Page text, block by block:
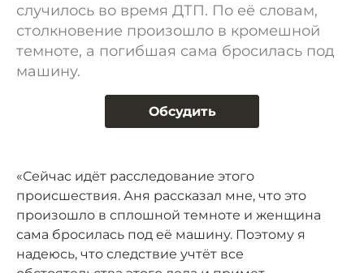
случилось во время ДТП. По её словам,
столкновение произошло в кромешной
темноте, а погибшая сама бросилась под
машину.
Обсудить
«Сейчас идёт расследование этого
происшествия. Аня рассказал мне, что это
произошло в сплошной темноте и женщина
сама бросилась под её машину. Поэтому я
надеюсь, что следствие учтёт все